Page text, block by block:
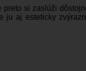
si zaslúži
aj esteticky